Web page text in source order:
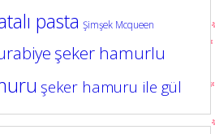
pasta Şimşek Mcqueen
şeker hamurlu
şeker hamuru ile gül